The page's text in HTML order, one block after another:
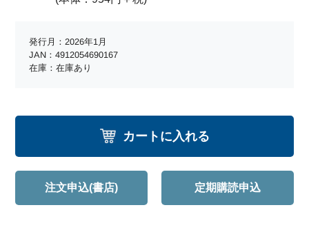
発行月：2026年1月
JAN：4912054690167
在庫：在庫あり
カートに入れる
注文申込(書店) 定期購読申込